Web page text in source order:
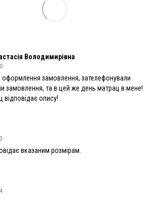
Володимирівна
оформлення замовлення, зателефонували
замовлення, та в цей же день матрац в мене!
опису!
вказаним розмірам.